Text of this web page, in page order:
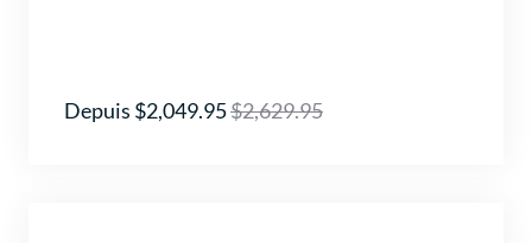
Depuis $2,049.95$2,629.95